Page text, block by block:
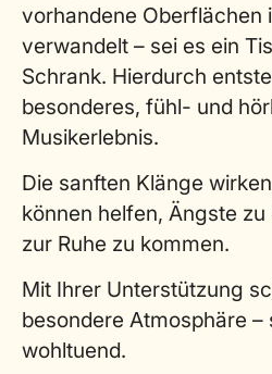
vorhandene Oberflächen
verwandelt – sei es ein
Schrank. Hierdurch
besonderes, fühl- und
Musikerlebnis.
Die sanften Klänge
können helfen, Ängste
zur Ruhe zu kommen.
Mit Ihrer Unterstützung
besondere Atmosphäre –
wohltuend.